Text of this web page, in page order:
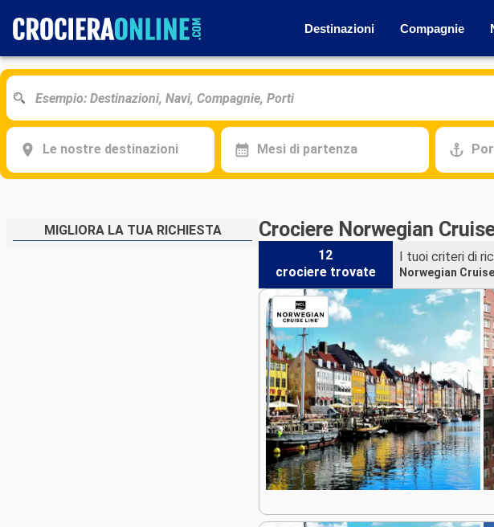
Destinazioni Compagnie
Le nostre destinazioni Mesi di partenza
MIGLIORA LA TUA RICHIESTA Crociere Norwegian
12
crociere trovate
I tuoi criteri di
Norwegian